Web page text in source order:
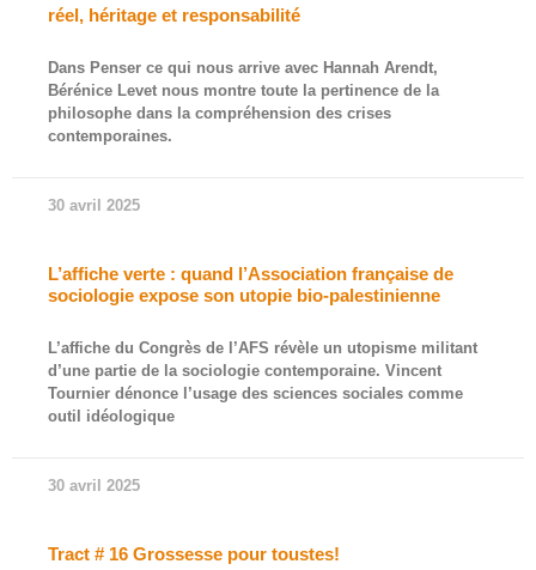
réel, héritage et responsabilité
Dans Penser ce qui nous arrive avec Hannah Arendt,
Bérénice Levet nous montre toute la pertinence de la
philosophe dans la compréhension des crises
contemporaines.
30 avril 2025
L’affiche verte : quand l’Association française de
sociologie expose son utopie bio-palestinienne
L’affiche du Congrès de l’AFS révèle un utopisme militant
d’une partie de la sociologie contemporaine. Vincent
Tournier dénonce l’usage des sciences sociales comme
outil idéologique
30 avril 2025
Tract # 16 Grossesse pour toustes!